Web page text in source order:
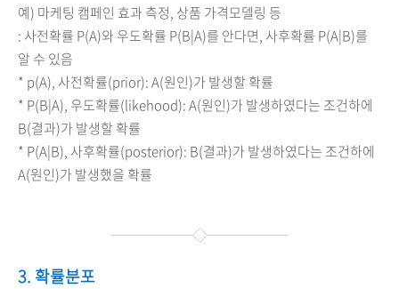
예) 마케팅 캠페인 효과 측정, 상품 가격모델링 등
: 사전확률 P(A)와 우도확률 P(B|A)를 안다면, 사후확률 P(A|B)를
알 수 있음
* p(A), 사전확률(prior): A(원인)가 발생할 확률
* P(B|A), 우도확률(likehood): A(원인)가 발생하였다는 조건하에
B(결과)가 발생할 확률
* P(A|B), 사후확률(posterior): B(결과)가 발생하였다는 조건하에
A(원인)가 발생했을 확률
3. 확률분포